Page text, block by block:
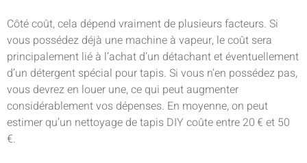
Côté coût, cela dépend vraiment de plusieurs facteurs. Si
vous possédez déjà une machine à vapeur, le coût sera
principalement lié à l’achat d’un détachant et éventuellement
d’un détergent spécial pour tapis. Si vous n’en possédez pas,
vous devrez en louer une, ce qui peut augmenter
considérablement vos dépenses. En moyenne, on peut
estimer qu’un nettoyage de tapis DIY coûte entre 20 € et 50
€.